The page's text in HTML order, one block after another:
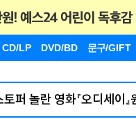
CD/LP DVD/BD 문구/GIFT